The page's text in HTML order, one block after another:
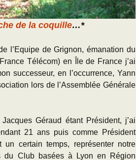
de la coquille…*
l’Equipe de Grignon, émanation du
Télécom) en Île de France j’ai
successeur, en l’occurrence, Yann
lors de l’Assemblée Générale
Géraud étant Président, j’ai
21 ans puis comme Président
certain temps, représenter notre
du Club basées à Lyon en Région